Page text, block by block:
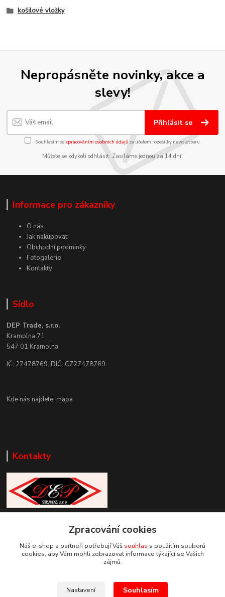
košilové vložky
Nepropásněte novinky, akce a
slevy!
Přihlásit se
Souhlasím se zpracováním osobních údajůza účelem rozesílky newsletteru.
Můžete se kdykoli odhlásit. Zasíláme jednou za 14 dní.
Informace pro zákazníky
O nás
Jak nakupovat
Obchodní podmínky
Fotogalerie
Kontakty
Sídlo
DEP Trade, s.r.o.
Kramolna 71
547 01 Kramolna
IČ: 27478769, DIČ: CZ27478769
Kde nás najdete, mapa
Kontakty
+420 777 085 857
info@deptrade.cz
Zpracování cookies
Náš e-shop a partneři potřebují Váš souhlas s použitím souborů
cookies, aby Vám mohli zobrazovat informace týkající se Vašich
zájmů.
Nastavení Souhlasím